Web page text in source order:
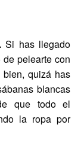
Si has llegado
pelearte con
quizá has
blancas
que todo el
la ropa por